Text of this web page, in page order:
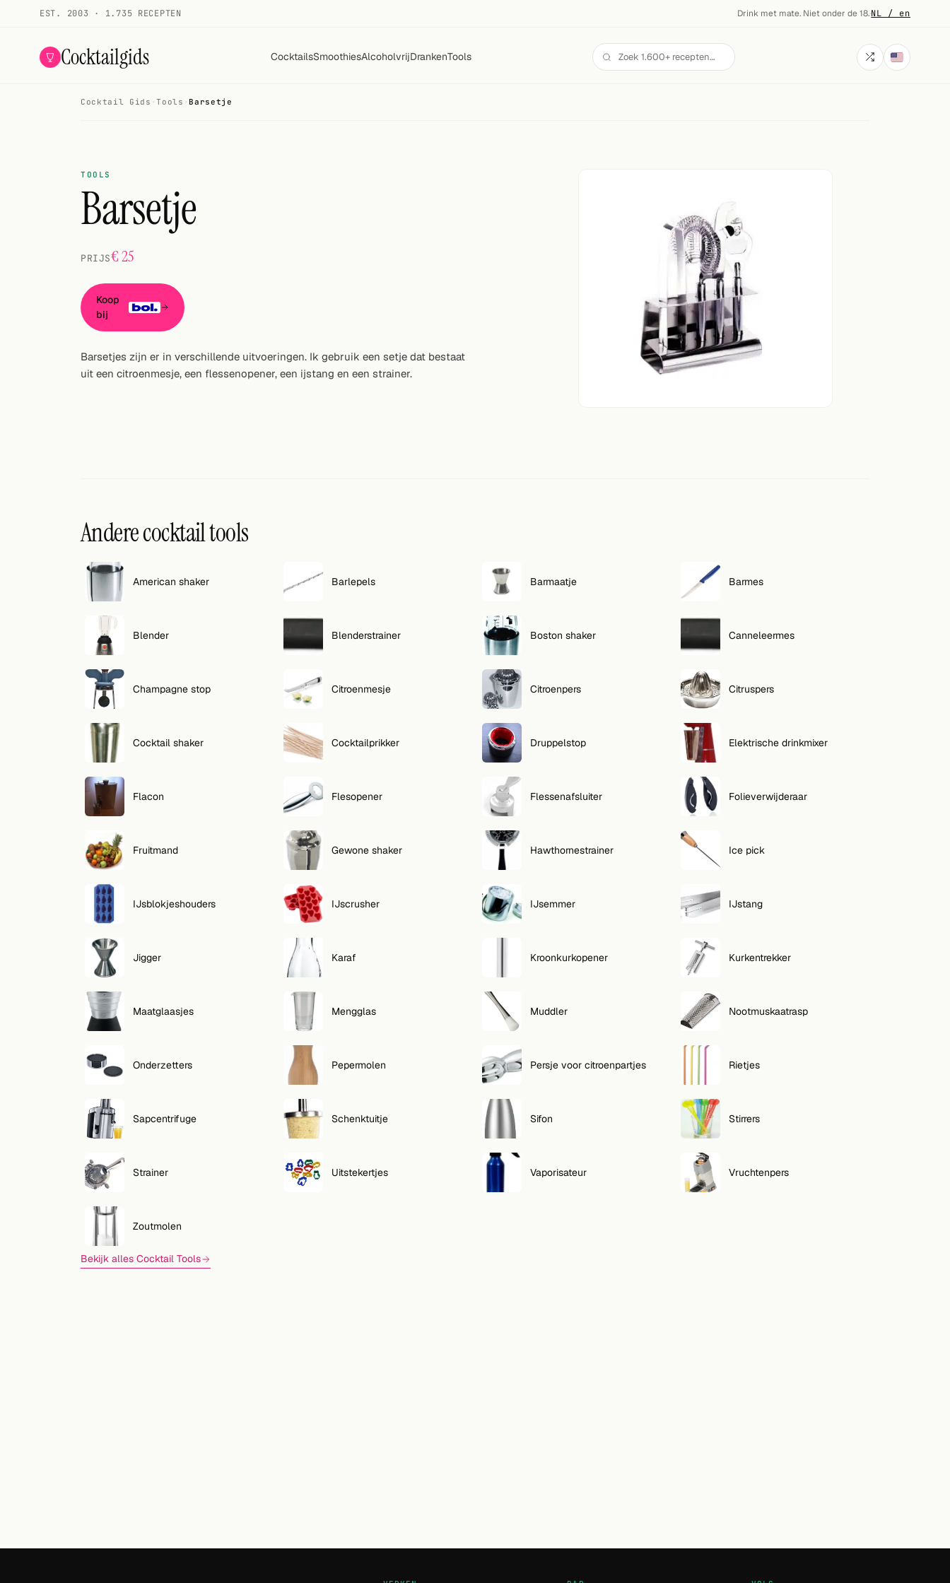
EST. 2003 · 1.735 RECEPTEN Drink met mate. Niet onder de 18.·NL / en
Cocktailgids CocktailsSmoothiesAlcoholvrijDrankenTools
Willekeurig drankje
Voeg hier uw eigen cocktail of smoothie toe.
Cocktail Gids ·Tools · Barsetje
TOOLS
Barsetje
PRIJS€ 25
Koop
bij
Barsetjes zijn er in verschillende uitvoeringen. Ik gebruik een setje dat bestaat
uit een citroenmesje, een flessenopener, een ijstang en een strainer.
Andere cocktail tools
American shaker Barlepels Barmaatje Barmes
Blender Blenderstrainer Boston shaker Canneleermes
Champagne stop Citroenmesje Citroenpers Citruspers
Cocktail shaker Cocktailprikker Druppelstop Elektrische drinkmixer
Flacon Flesopener Flessenafsluiter Folieverwijderaar
Fruitmand Gewone shaker Hawthornestrainer Ice pick
IJsblokjeshouders IJscrusher IJsemmer IJstang
Jigger Karaf Kroonkurkopener Kurkentrekker
Maatglaasjes Mengglas Muddler Nootmuskaatrasp
Onderzetters Pepermolen Persje voor citroenpartjes Rietjes
Sapcentrifuge Schenktuitje Sifon Stirrers
Strainer Uitstekertjes Vaporisateur Vruchtenpers
Zoutmolen
Bekijk alles Cocktail Tools